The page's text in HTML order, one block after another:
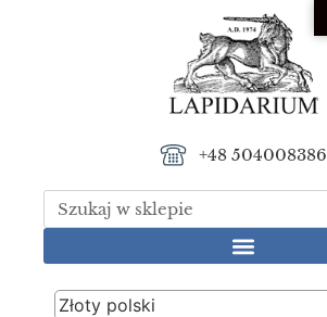
+48 504008386
Złoty polski